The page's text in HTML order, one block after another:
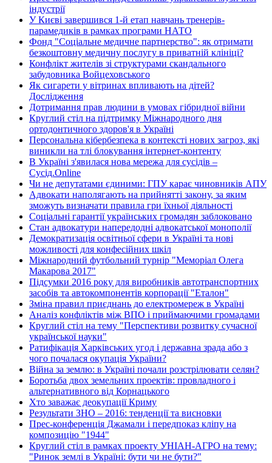
індустрії
У Києві завершився 1-й етап навчань тренерів-
парамедиків в рамках програми НАТО
Фонд "Соціальне медичне партнерство": як отримати
безкоштовну медичну послугу в приватній клініці?
Конфлікт жителів зі структурами скандального
забудовника Войцеховського
Як сигарети у вітринах впливають на дітей?
Дослідження
Дотримання прав людини в умовах гібридної війни
Круглий стіл на підтримку Міжнародного дня
ортодонтичного здоров'я в Україні
Персональна кібербезпека в контексті нових загроз, які
виникли на тлі блокування інтернет-контенту
В Україні з'явилася нова мережа для сусідів –
Сусід.Online
Чи не депутатами єдиними: ГПУ карає чиновників АПУ
Адвокати наполягають на прийнятті закону, за яким
зможуть визначати правила гри їхньої діяльності
Соціальні гарантії українських громадян заблоковано
Стан адвокатури напередодні адвокатської монополії
Демократизація освітньої сфери в Україні та нові
можливості для конфесійних шкіл
Міжнародний футбольний турнір "Меморіал Олега
Макарова 2017"
Підсумки 2016 року для виробників автотранспортних
засобів та автокомпонентів корпорації "Еталон"
Зміна правил приєднань до електромереж в Україні
Аналіз конфліктів між ВПО і приймаючими громадами
Круглий стіл на тему "Перспективи розвитку сучасної
української науки"
Ратифікація Харківських угод і державна зрада або з
чого почалася окупація України?
Війна за землю: в Україні почали розстрілювати селян?
Боротьба двох земельних проектів: провладного і
альтернативного від Корнацького
Хто заважає деокупації Криму
Результати ЗНО – 2016: тенденції та висновки
Прес-конференція Джамали і передпоказ кліпу на
композицію "1944"
Круглий стіл в рамках проекту УНІАН-АГРО на тему:
"Ринок землі в Україні: бути чи не бути?"